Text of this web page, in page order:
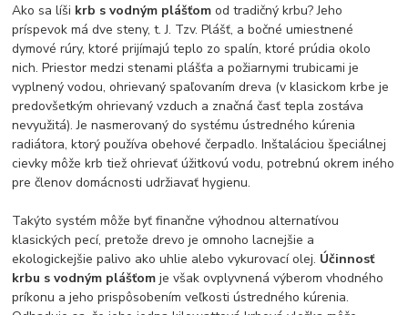
Ako sa líši krb s vodným plášťomod tradičný krbu? Jeho
príspevok má dve steny, t. J. Tzv. Plášť, a bočné umiestnené
dymové rúry, ktoré prijímajú teplo zo spalín, ktoré prúdia okolo
nich. Priestor medzi stenami plášťa a požiarnymi trubicami je
vyplnený vodou, ohrievaný spaľovaním dreva (v klasickom krbe je
predovšetkým ohrievaný vzduch a značná časť tepla zostáva
nevyužitá). Je nasmerovaný do systému ústredného kúrenia
radiátora, ktorý používa obehové čerpadlo. Inštaláciou špeciálnej
cievky môže krb tiež ohrievať úžitkovú vodu, potrebnú okrem iného
pre členov domácnosti udržiavať hygienu.
Takýto systém môže byť finančne výhodnou alternatívou
klasických pecí, pretože drevo je omnoho lacnejšie a
ekologickejšie palivo ako uhlie alebo vykurovací olej. Účinnosť
krbu s vodným plášťomje však ovplyvnená výberom vhodného
príkonu a jeho prispôsobením veľkosti ústredného kúrenia.